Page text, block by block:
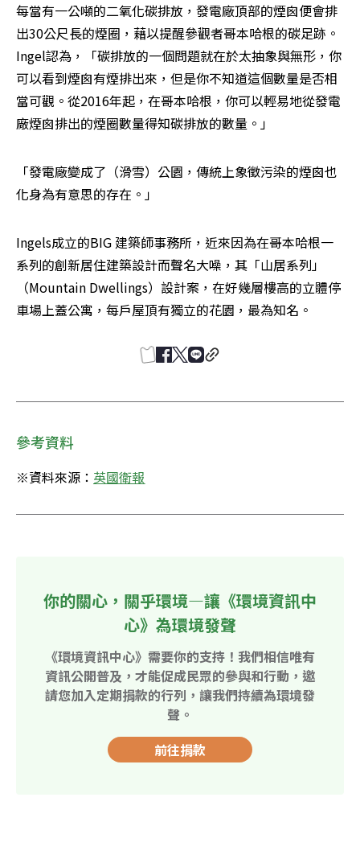
每當有一公噸的二氧化碳排放，發電廠頂部的煙囪便會排
出30公尺長的煙圈，藉以提醒參觀者哥本哈根的碳足跡。
Ingel認為，「碳排放的一個問題就在於太抽象與無形，你
可以看到煙囪有煙排出來，但是你不知道這個數量是否相
當可觀。從2016年起，在哥本哈根，你可以輕易地從發電
廠煙囪排出的煙圈數量得知碳排放的數量。」
「發電廠變成了（滑雪）公園，傳統上象徵污染的煙囪也
化身為有意思的存在。」
Ingels成立的BIG 建築師事務所，近來因為在哥本哈根一
系列的創新居住建築設計而聲名大噪，其「山居系列」
（Mountain Dwellings）設計案，在好幾層樓高的立體停
車場上蓋公寓，每戶屋頂有獨立的花園，最為知名。
參考資料
※資料來源： 英國衛報
你的關心，關乎環境—讓《環境資訊中
心》為環境發聲
《環境資訊中心》需要你的支持！我們相信唯有
資訊公開普及，才能促成民眾的參與和行動，邀
請您加入定期捐款的行列，讓我們持續為環境發
聲。
前往捐款